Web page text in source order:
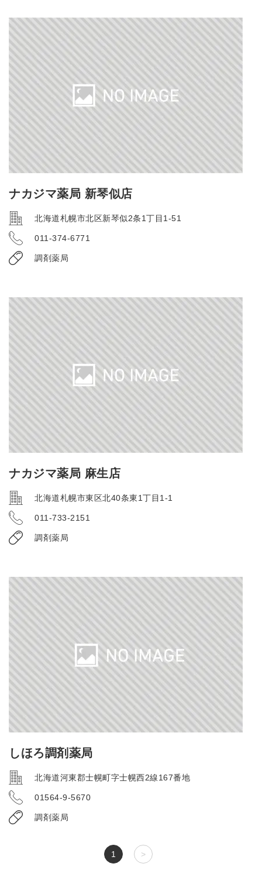
ナカジマ薬局 新琴似店
北海道札幌市北区新琴似2条1丁目1-51
011-374-6771
調剤薬局
ナカジマ薬局 麻生店
北海道札幌市東区北40条東1丁目1-1
011-733-2151
調剤薬局
しほろ調剤薬局
北海道河東郡士幌町字士幌西2線167番地
01564-9-5670
調剤薬局
1 >